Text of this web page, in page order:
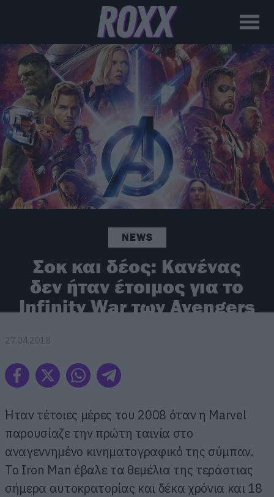
NEWS
Σοκ και δέος: Κανένας
δεν ήταν έτοιμος για το
Infinity War των Avengers
27.04.2018
Ήταν τέτοιες μέρες του 2008 όταν η Marvel
παρουσίαζε την πρώτη ταινία στο
αναγεννημένο κινηματογραφικό της σύμπαν.
Το Iron Man έβαλε τα θεμέλια της τεράστιας
σήμερα αυτοκρατορίας και δέκα χρόνια και 18